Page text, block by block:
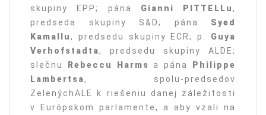
skupiny EPP; pána Gianni PITTELLu,
predseda skupiny S&D; pána Syed
Kamallu, predsedu skupiny ECR; p. Guya
Verhofstadta, predsedu skupiny ALDE;
slečnu Rebeccu Harms a pána Philippe
Lambertsa, spolu-predsedov
ZelenýchALE k riešeniu danej záležitosti
v Európskom parlamente, a aby vzali na